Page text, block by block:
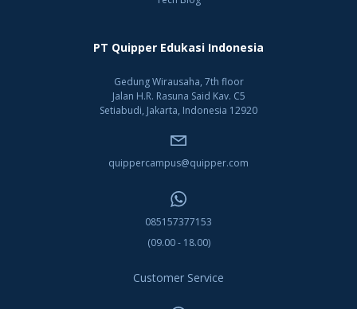
PT Quipper Edukasi Indonesia
Gedung Wirausaha, 7th floor
Jalan H.R. Rasuna Said Kav. C5
Setiabudi, Jakarta, Indonesia 12920
quippercampus@quipper.com
085157377153
(09.00 - 18.00)
Customer Service